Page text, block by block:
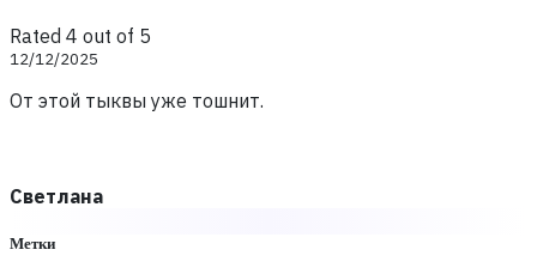
Rated 4 out of 5
12/12/2025
От этой тыквы уже тошнит.
Светлана
Метки